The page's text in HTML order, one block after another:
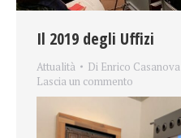
Il 2019 degli Uffizi
Attualità Di Enrico Casanova
Lascia un commento